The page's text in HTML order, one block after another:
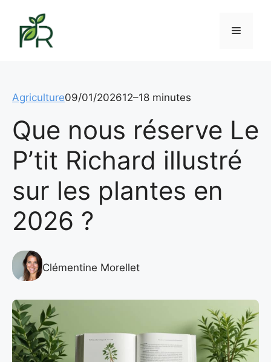
contenu
Menu
Agriculture09/01/202612–18 minutes
Que nous réserve Le
P’tit Richard illustré
sur les plantes en
2026 ?
Clémentine Morellet